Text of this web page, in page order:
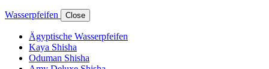
Wasserpfeifen Close
Ägyptische Wasserpfeifen
Kaya Shisha
Oduman Shisha